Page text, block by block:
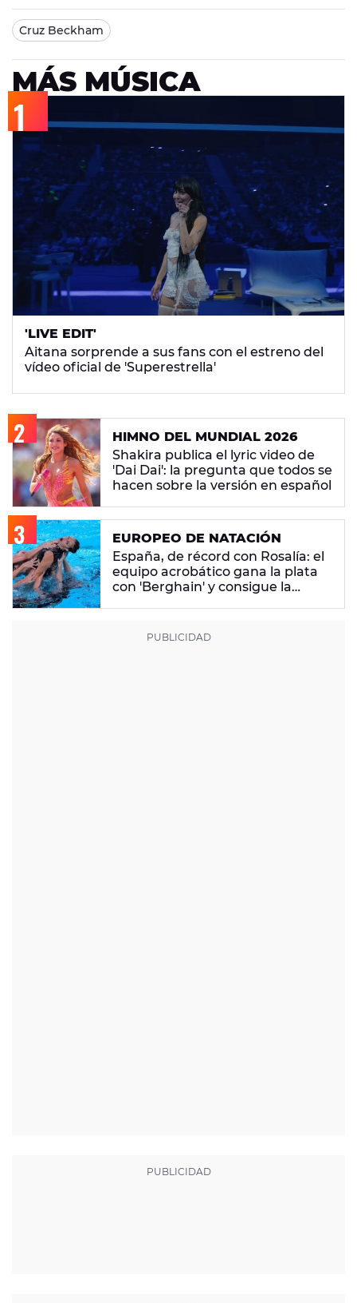
Cruz Beckham
MÁS MÚSICA
'LIVE EDIT'
Aitana sorprende a sus fans con el estreno del
vídeo oficial de 'Superestrella'
HIMNO DEL MUNDIAL 2026
Shakira publica el lyric video de
'Dai Dai': la pregunta que todos se
hacen sobre la versión en español
EUROPEO DE NATACIÓN
España, de récord con Rosalía: el
equipo acrobático gana la plata
con 'Berghain' y consigue la